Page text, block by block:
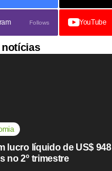
Follows YouTube
notícias
lucro líquido de US$ 948
no 2º trimestre